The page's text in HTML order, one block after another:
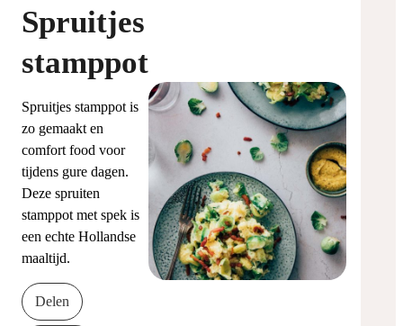
Spruitjes
stamppot
Spruitjes stamppot is
zo gemaakt en
comfort food voor
tijdens gure dagen.
Deze spruiten
stamppot met spek is
een echte Hollandse
maaltijd.
Delen